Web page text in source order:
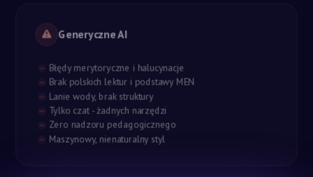
Generyczne AI
Błędy merytoryczne i halucynacje
Brak polskich lektur i podstawy MEN
Lanie wody, brak struktury
Tylko czat - żadnych narzędzi
Zero nadzoru pedagogicznego
Maszynowy, nienaturalny styl